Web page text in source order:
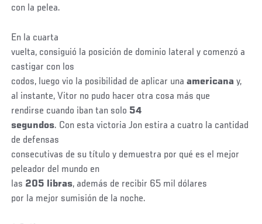
con la pelea.
En la cuarta
vuelta, consiguió la posición de dominio lateral y comenzó a
castigar con los
codos, luego vio la posibilidad de aplicar unaamericana y,
al instante, Vitor no pudo hacer otra cosa más que
rendirse cuando iban tan solo 54
segundos. Con esta victoria Jon estira a cuatro la cantidad
de defensas
consecutivas de su título y demuestra por qué es el mejor
peleador del mundo en
las 205 libras, además de recibir 65 mil dólares
por la mejor sumisión de la noche.